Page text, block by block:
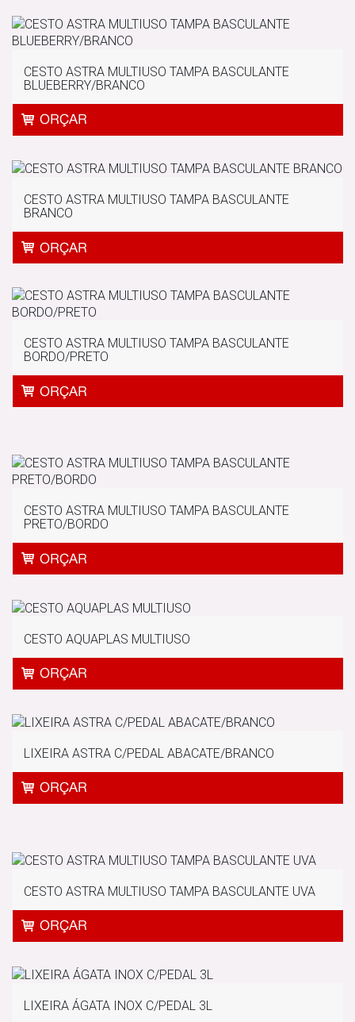
CESTO ASTRA MULTIUSO TAMPA BASCULANTE
BLUEBERRY/BRANCO
CESTO ASTRA MULTIUSO TAMPA BASCULANTE
BRANCO
CESTO ASTRA MULTIUSO TAMPA BASCULANTE
BORDO/PRETO
CESTO ASTRA MULTIUSO TAMPA BASCULANTE
PRETO/BORDO
CESTO AQUAPLAS MULTIUSO
LIXEIRA ASTRA C/PEDAL ABACATE/BRANCO
CESTO ASTRA MULTIUSO TAMPA BASCULANTE UVA
LIXEIRA ÁGATA INOX C/PEDAL 3L